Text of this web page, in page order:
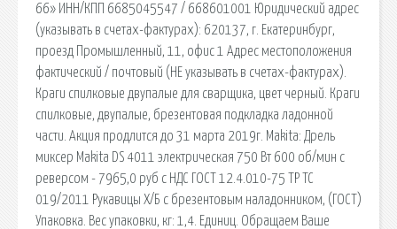
66» ИНН/КПП 6685045547 / 668601001 Юридический адрес
(указывать в счетах-фактурах): 620137, г. Екатеринбург,
проезд Промышленный, 11, офис 1 Адрес местоположения
фактический / почтовый (НЕ указывать в счетах-фактурах).
Краги спилковые двупалые для сварщика, цвет черный. Краги
спилковые, двупалые, брезентовая подкладка ладонной
части. Акция продлится до 31 марта 2019г. Makita: Дрель
миксер Makita DS 4011 электрическая 750 Вт 600 об/мин с
реверсом - 7965,0 руб с НДС ГОСТ 12.4.010-75 ТР ТС
019/2011 Рукавицы Х/Б с брезентовым наладонником, (ГОСТ)
Упаковка. Вес упаковки, кг: 1,4. Единиц. Обращаем Ваше